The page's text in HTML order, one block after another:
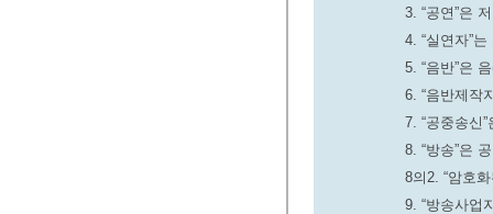
3. “공연”은
4. “실연자”
5. “음반”은
6. “음반제작
7. “공중송신
8. “방송”은
8의2. “암호
9. “방송사업